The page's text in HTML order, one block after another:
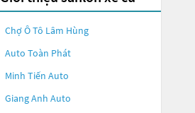
Chợ Ô Tô Lâm Hùng
Auto Toàn Phát
Minh Tiến Auto
Giang Anh Auto